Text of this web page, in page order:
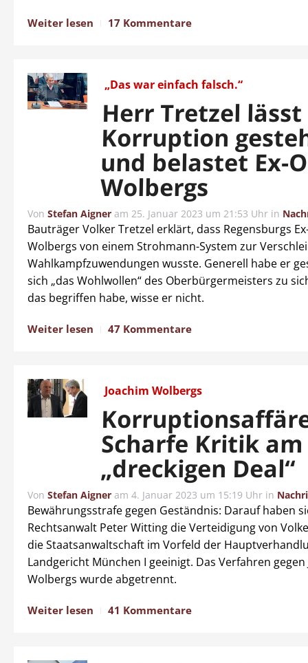
Weiter lesen 17 Kommentare
„Das war einfach falsch.“
Herr Tretzel lässt
Korruption
und belastet Ex-
Wolbergs
Von Stefan Aigner am 25. Januar 2023 um 21:53 Uhr in
Bauträger Volker Tretzel erklärt, dass Regensburgs
Wolbergs von einem Strohmann-System zur
Wahlkampfzuwendungen wusste. Generell habe er
sich „das Wohlwollen“ des Oberbürgermeisters zu
das begriffen habe, wisse er nicht.
Weiter lesen 47 Kommentare
Joachim Wolbergs
Scharfe Kritik am
„dreckigen Deal“
Von Stefan Aigner am 4. Januar 2023 um 15:19 Uhr in
Bewährungsstrafe gegen Geständnis: Darauf haben
Rechtsanwalt Peter Witting die Verteidigung von
die Staatsanwaltschaft im Vorfeld der
Landgericht München I geeinigt. Das Verfahren gegen
Wolbergs wurde abgetrennt.
Weiter lesen 41 Kommentare